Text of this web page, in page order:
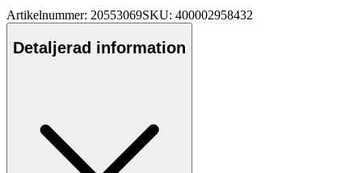
Artikelnummer: 20553069SKU: 400002958432
Detaljerad information